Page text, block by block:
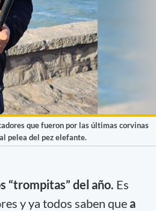
que fueron por las últimas corvinas
pelea del pez elefante.
“trompitas” del año. Es
y ya todos saben quea